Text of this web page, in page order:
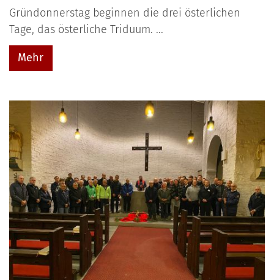
Gründonnerstag beginnen die drei österlichen
Tage, das österliche Triduum. ...
Mehr